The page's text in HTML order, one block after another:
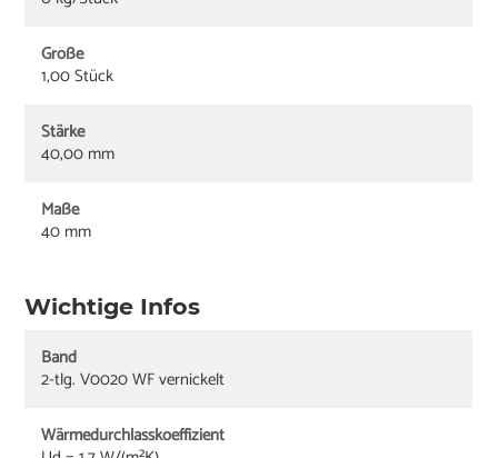
Größe
1,00 Stück
Stärke
40,00 mm
Maße
40 mm
Wichtige Infos
Band
2-tlg. V0020 WF vernickelt
Wärmedurchlasskoeffizient